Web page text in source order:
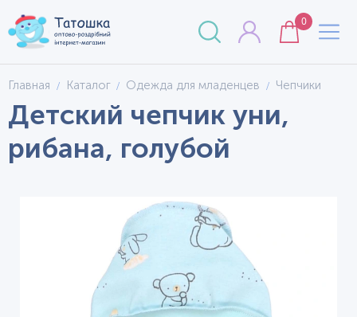
0
Главная Каталог Одежда для младенцев Чепчики
Детский чепчик уни,
рибана, голубой